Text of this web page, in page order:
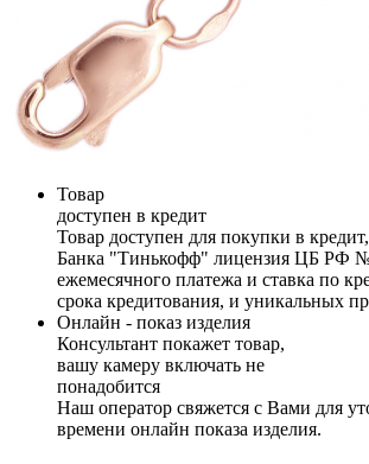
Товар
доступен в кредит
Товар доступен для покупки в
Банка "Тинькофф" лицензия ЦБ РФ
ежемесячного платежа и ставка по
срока кредитования, и уникальных
Онлайн - показ изделия
Консультант покажет товар,
вашу камеру включать не
понадобится
Наш оператор свяжется с Вами для
времени онлайн показа изделия.